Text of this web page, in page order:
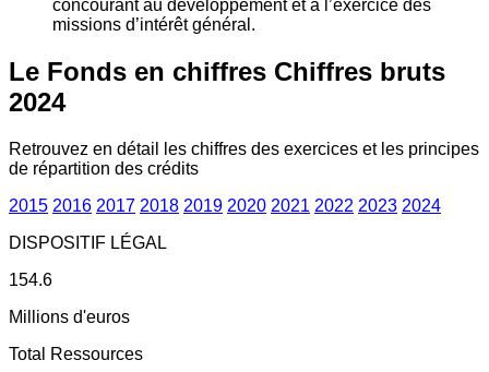
concourant au développement et à l’exercice des
missions d’intérêt général.
Le Fonds en chiffres Chiffres bruts
2024
Retrouvez en détail les chiffres des exercices et les principes
de répartition des crédits
2015 2016 2017 2018 2019 2020 2021 2022 2023 2024
DISPOSITIF LÉGAL
154.6
Millions d'euros
Total Ressources